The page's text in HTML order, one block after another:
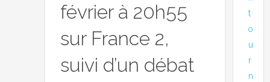
février à 20h55
sur France 2,
suivi d’un débat
t
o
u
r
n